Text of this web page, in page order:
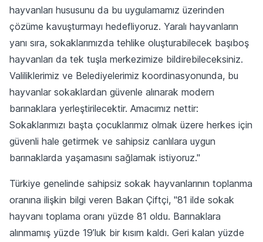
hayvanları hususunu da bu uygulamamız üzerinden
çözüme kavuşturmayı hedefliyoruz. Yaralı hayvanların
yanı sıra, sokaklarımızda tehlike oluşturabilecek başıboş
hayvanları da tek tuşla merkezimize bildirebileceksiniz.
Valiliklerimiz ve Belediyelerimiz koordinasyonunda, bu
hayvanlar sokaklardan güvenle alınarak modern
barınaklara yerleştirilecektir. Amacımız nettir:
Sokaklarımızı başta çocuklarımız olmak üzere herkes için
güvenli hale getirmek ve sahipsiz canlılara uygun
barınaklarda yaşamasını sağlamak istiyoruz."
Türkiye genelinde sahipsiz sokak hayvanlarının toplanma
oranına ilişkin bilgi veren Bakan Çiftçi, "81 ilde sokak
hayvanı toplama oranı yüzde 81 oldu. Barınaklara
alınmamış yüzde 19’luk bir kısım kaldı. Geri kalan yüzde